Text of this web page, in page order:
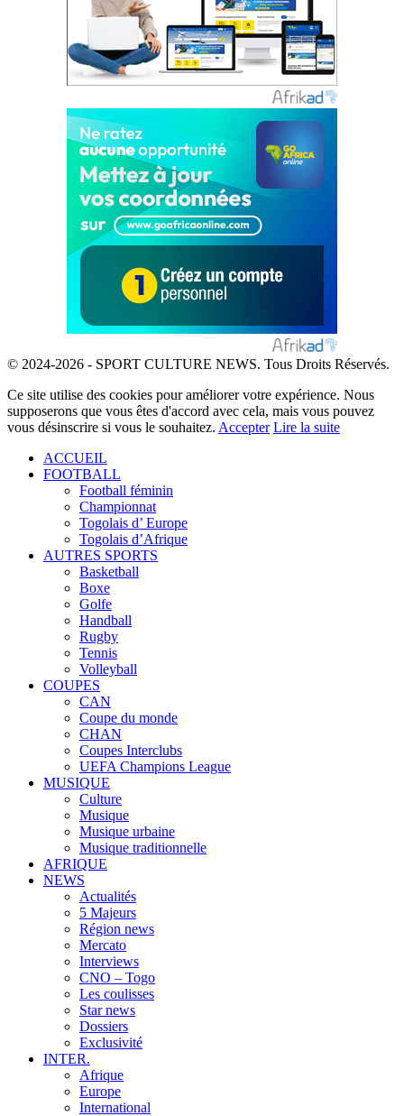
© 2024-2026 - SPORT CULTURE NEWS. Tous Droits Réservés.
Ce site utilise des cookies pour améliorer votre expérience. Nous
supposerons que vous êtes d'accord avec cela, mais vous pouvez
vous désinscrire si vous le souhaitez. Accepter Lire la suite
ACCUEIL
FOOTBALL
Football féminin
Championnat
Togolais d’ Europe
Togolais d’Afrique
AUTRES SPORTS
Basketball
Boxe
Golfe
Handball
Rugby
Tennis
Volleyball
COUPES
CAN
Coupe du monde
CHAN
Coupes Interclubs
UEFA Champions League
MUSIQUE
Culture
Musique
Musique urbaine
Musique traditionnelle
AFRIQUE
NEWS
Actualités
5 Majeurs
Région news
Mercato
Interviews
CNO – Togo
Les coulisses
Star news
Dossiers
Exclusivité
INTER.
Afrique
Europe
International